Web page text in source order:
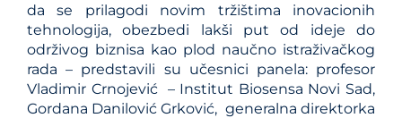
da se prilagodi novim tržištima inovacionih
tehnologija, obezbedi lakši put od ideje do
održivog biznisa kao plod naučno istraživačkog
rada – predstavili su učesnici panela: profesor
Vladimir Crnojević – Institut Biosensa Novi Sad,
Gordana Danilović Grković, generalna direktorka